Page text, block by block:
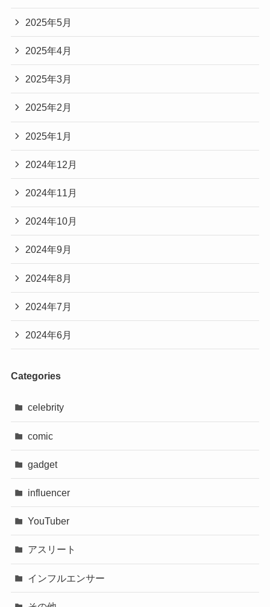
2025年5月
2025年4月
2025年3月
2025年2月
2025年1月
2024年12月
2024年11月
2024年10月
2024年9月
2024年8月
2024年7月
2024年6月
Categories
celebrity
comic
gadget
influencer
YouTuber
アスリート
インフルエンサー